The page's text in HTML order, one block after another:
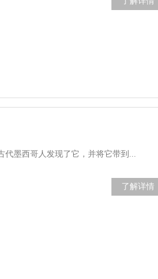
墨西哥人发现了它，并将它带到...
了解详情